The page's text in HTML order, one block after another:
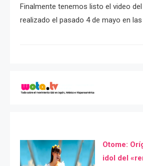
Finalmente tenemos listo el video
realizado el pasado 4 de mayo en
Otome:
idol del